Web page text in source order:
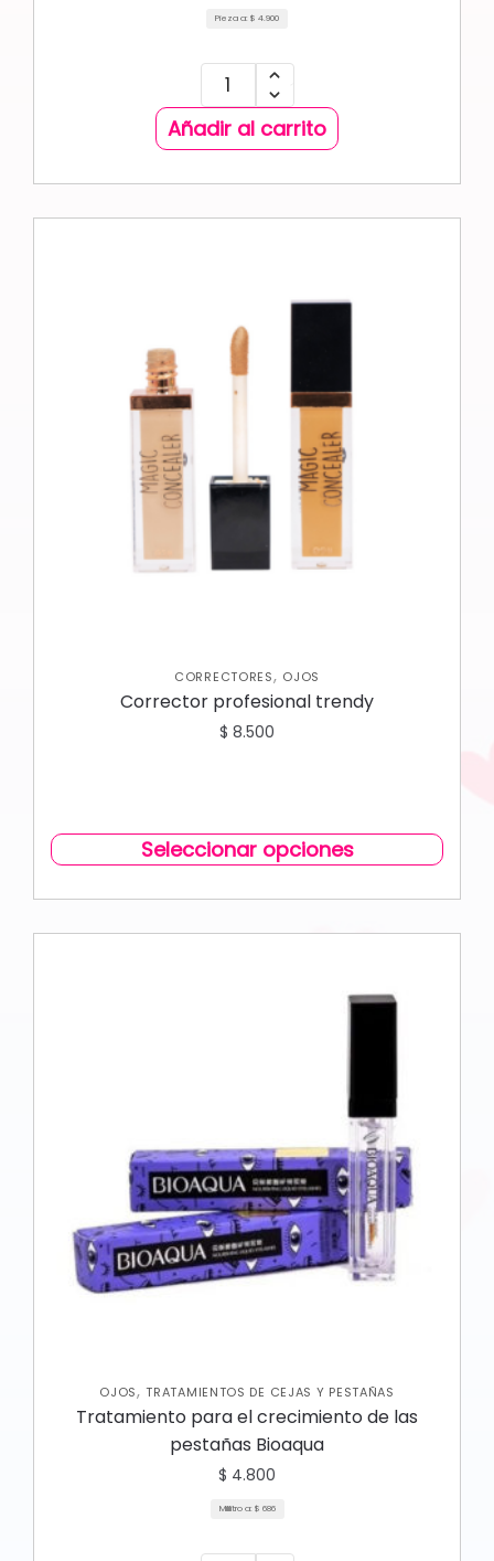
Pieza a: $ 4.900
Añadir al carrito
CORRECTORES, OJOS
Corrector profesional trendy
$ 8.500
Seleccionar opciones
OJOS,TRATAMIENTOS DE CEJAS Y PESTAÑAS
Tratamiento para el crecimiento de las
pestañas Bioaqua
$ 4.800
Mililitro a: $ 686